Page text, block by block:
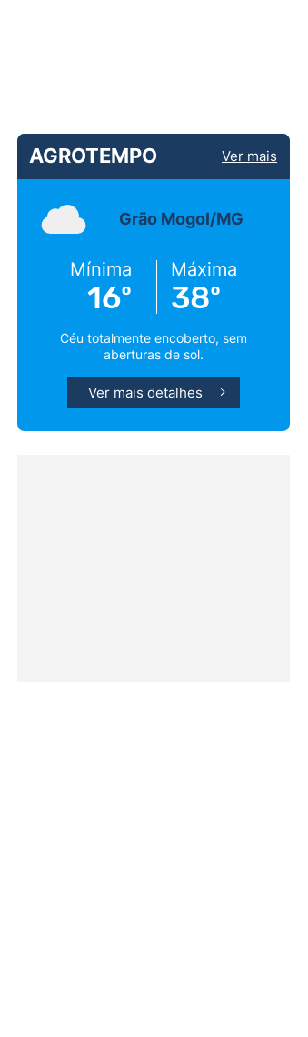
AGROTEMPO Ver mais
Grão Mogol/MG
Mínima
16º
Máxima
38º
Céu totalmente encoberto, sem
aberturas de sol.
Ver mais detalhes